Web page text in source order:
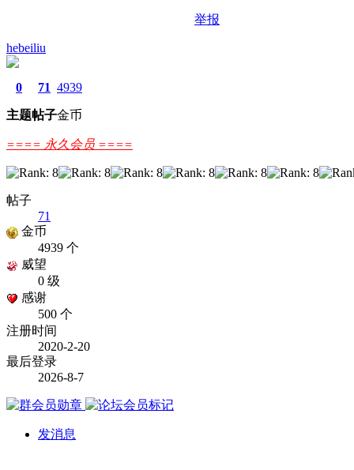
举报
hebeiliu
0
主题
71
帖子
4939
金币
==== 永久会员 ====
帖子
71
金币
4939 个
威望
0 级
感谢
500 个
注册时间
2020-2-20
最后登录
2026-8-7
发消息